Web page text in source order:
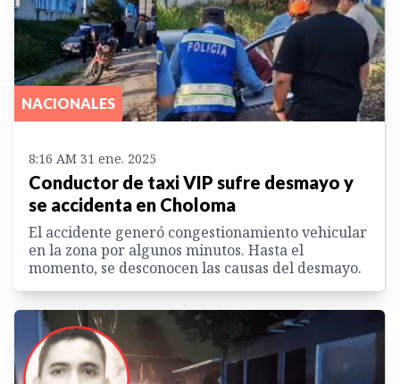
NACIONALES
8:16 AM 31 ene. 2025
Conductor de taxi VIP sufre desmayo y
se accidenta en Choloma
El accidente generó congestionamiento vehicular
en la zona por algunos minutos. Hasta el
momento, se desconocen las causas del desmayo.